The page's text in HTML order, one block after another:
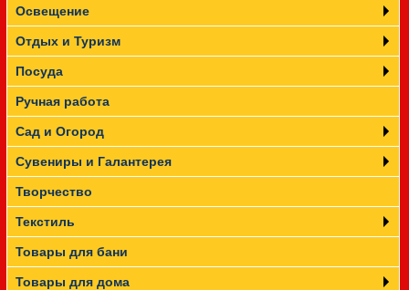
Освещение
Отдых и Туризм
Посуда
Ручная работа
Сад и Огород
Сувениры и Галантерея
Творчество
Текстиль
Товары для бани
Товары для дома